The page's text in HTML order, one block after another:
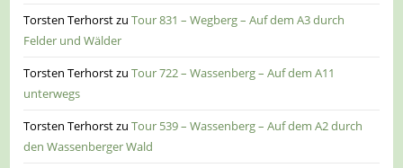
Torsten TerhorstzuTour 831 – Wegberg – Auf dem A3 durch
Felder und Wälder
Torsten TerhorstzuTour 722 – Wassenberg – Auf dem A11
unterwegs
Torsten TerhorstzuTour 539 – Wassenberg – Auf dem A2 durch
den Wassenberger Wald